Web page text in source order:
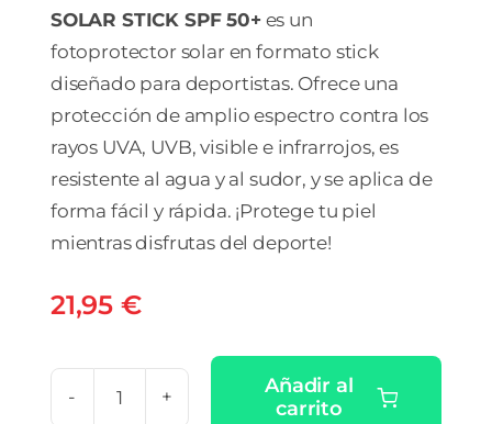
SOLAR STICK SPF 50+es un
fotoprotector solar en formato stick
diseñado para deportistas. Ofrece una
protección de amplio espectro contra los
rayos UVA, UVB, visible e infrarrojos, es
resistente al agua y al sudor, y se aplica de
forma fácil y rápida. ¡Protege tu piel
mientras disfrutas del deporte!
21,95 €
HELIOCARE
Añadir al
carrito